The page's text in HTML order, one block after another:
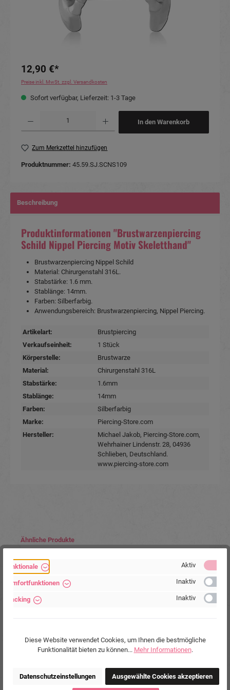
12,90 €*
Preise inkl. MwSt. zzgl. Versandkosten
Sofort verfügbar, Lieferzeit: 1-3 Tage
In den Warenkorb
Zum Merkzettel hinzufügen
Produktnummer: 45.59.SJ.SCNS109
Beschreibung
Produktinformationen "Brustwarzenpiercing
Schild Nippel Piercing Motiv Skeletthand"
Brustwarzenpiercing Nippel Schild
Material: Chirurgenstahl 316L.
Stabstärke: 1.6 mm.
Stablänge: 14mm.
Farben: Silberfarbig.
Anwendungsbereich: Brustwarzenpiercing, Nippel Piercing.
Artikelart:
Brustpiercing
Verkaufseinheit:
1 Stück
Körperstelle:
Brustwarze
Material:
Chirurgenstahl 316L
Stabstärke:
1.6mm
Stablänge:
14mm
Farben:
Silberfarbig
Marke:
Piercing-Store.com
Hersteller:
Michael Jakob, Piercing-Store.com,
Wehrhainer Lindenstr. 28, 04936
Schlieben, Deutschland.
www.piercing-store.com
Produktgalerie überspringen
Ähnliche Produkte
Brustwarzenpiercing aus PMFK Motiv aus Silber
Kristalle weiß Barbell Nippel Piercing Hantel
Funktionale Aktiv
Komfortfunktionen Inaktiv
Tracking Inaktiv
Diese Website verwendet Cookies, um Ihnen die bestmögliche
Funktionalität bieten zu können... Mehr Informationen.
Datenschutzeinstellungen Ausgewählte Cookies akzeptieren